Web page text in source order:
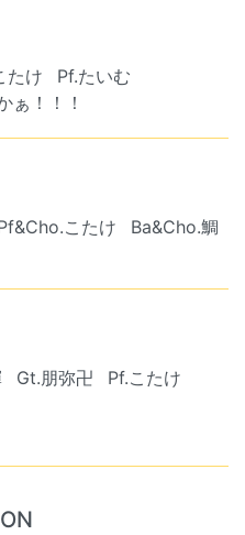
たけ
Pf.たいむ
ぁ！！！
こたけ
Ba&Cho.鯛
Gt.朋弥卍
Pf.こたけ